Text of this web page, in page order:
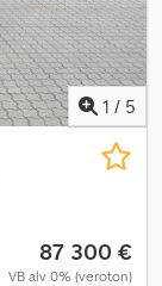
1 / 5
87 300 €
VB alv 0% (veroton)